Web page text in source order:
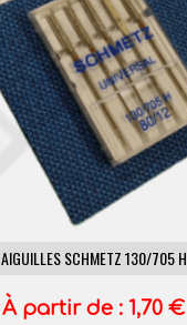
AIGUILLES SCHMETZ 130/705 H
À partir de : 1,70€